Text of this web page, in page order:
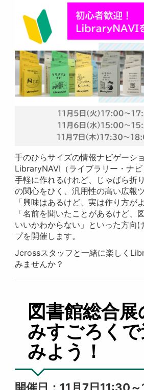
手のひらサイズの情報ナビゲーシ
LibraryNAVI（ライブラリー・ナ
手軽に作れるけれど、じゃばら折
の関心をひく、汎用性の高い広報
「興味はあるけど、実は作り方が
「名前を聞いたことがあるけど、
いいかわからない」といった方向
プを開催します。
Jcrossスタッフと一緒に楽しく
みませんか？
図書館総合
みすごろく
みよう！